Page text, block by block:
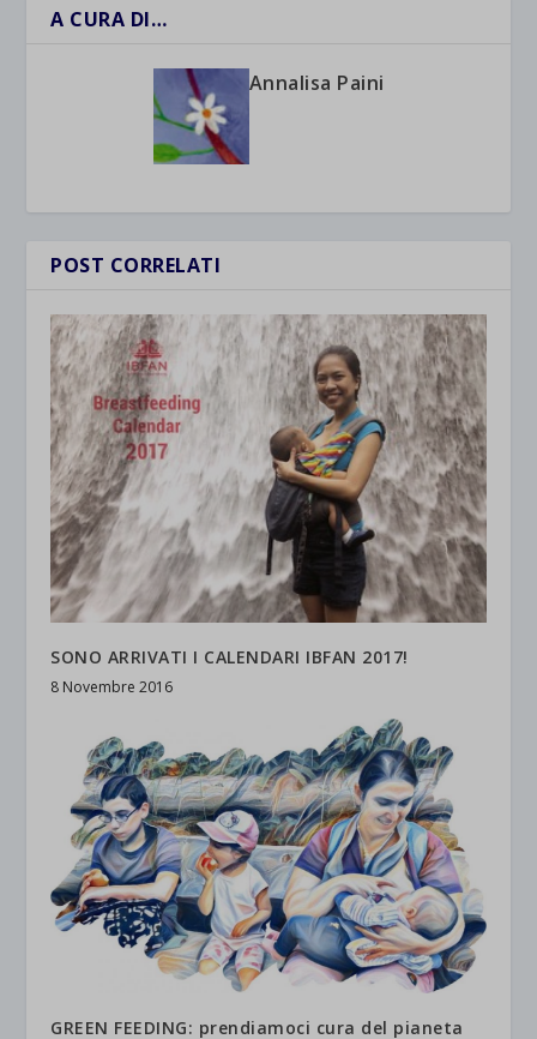
A CURA DI…
Annalisa Paini
POST CORRELATI
SONO ARRIVATI I CALENDARI IBFAN 2017!
8 Novembre 2016
GREEN FEEDING: prendiamoci cura del pianeta